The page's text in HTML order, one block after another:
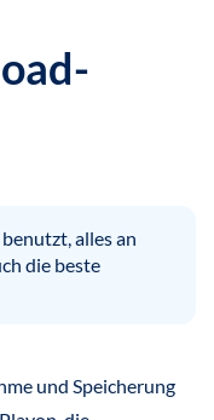
alles an
die beste
und Speicherung